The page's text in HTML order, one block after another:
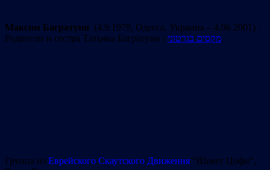
Максим Багратуни (4.9.1979, Одесса, Украина – 4.06.2001) .
Родители и сестра Татьяна Багратуни / מקסים בגרטוני
Группа из Еврейского Скаутского Движения “Шевет Цофи”,